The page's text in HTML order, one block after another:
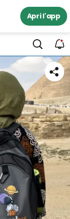
Apri l'app